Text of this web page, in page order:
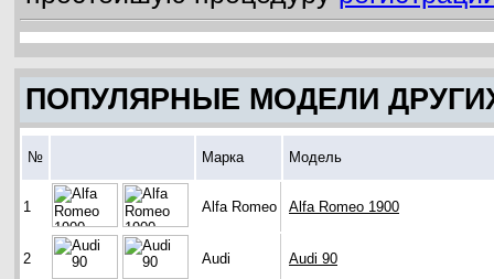
ПОПУЛЯРНЫЕ МОДЕЛИ
№ Марка Модель
1 Alfa Romeo Alfa Romeo 1900
2 Audi Audi 90